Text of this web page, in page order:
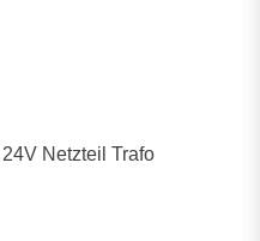
Netzteil Trafo